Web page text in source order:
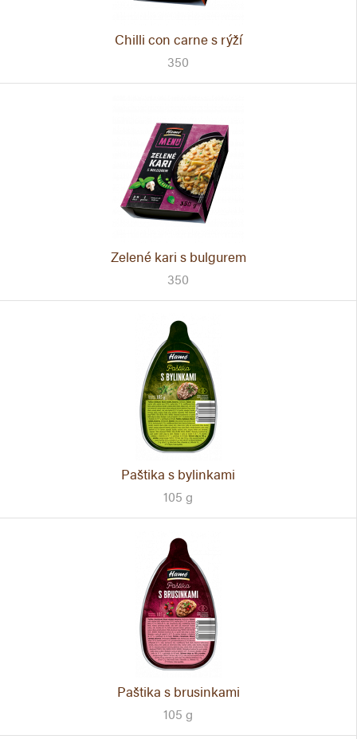
Chilli con carne s rýží
350
Zelené kari s bulgurem
350
Paštika s bylinkami
105 g
Paštika s brusinkami
105 g